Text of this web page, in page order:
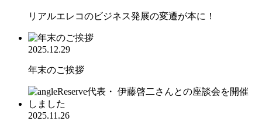
リアルエレコのビジネス発展の変遷が本に！
2025.12.29
年末のご挨拶
2025.11.26